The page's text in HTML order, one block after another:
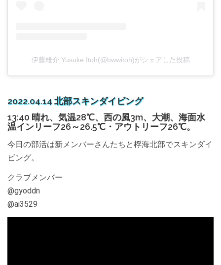
伊藤雄介 Yusuke Itoh(@bwwitoh)がシェアした投稿
2022.04.14 北部スキンダイビング
13:40 晴れ、気温28℃、西の風3m、大潮、海面水
温インリーフ26～26.5℃・アウトリーフ26℃。
今日の部活は新メンバーさんたちと桴海北部でスキンダイ
ビング。
クラブメンバー
@gyoddn
@ai3529